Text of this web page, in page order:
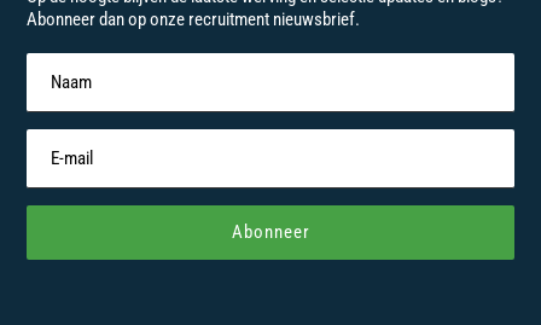
Abonneer dan op onze recruitment nieuwsbrief.
Abonneer